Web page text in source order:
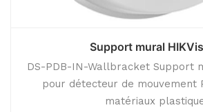
Support mural
DS-PDB-IN-Wallbracket Support
pour détecteur de mouvement
matériaux